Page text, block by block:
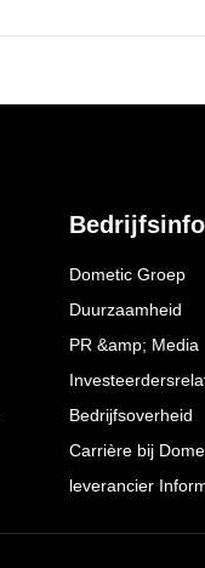
Dometic Groep
Duurzaamheid
PR &amp; Media
Bedrijfsoverheid
Carrière bij
leverancier